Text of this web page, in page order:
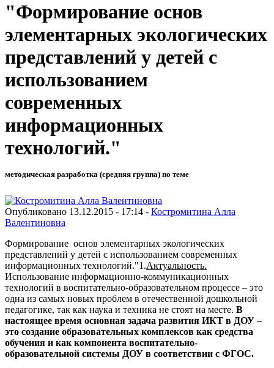
"Формирование основ
элементарных экологических
представлений у детей с
использованием
современных
информационных
технологий."
методическая разработка (средняя группа) по теме
Опубликовано 13.12.2015 - 17:14 - Костромитина Алла
Валентиновна
Формирование основ элементарных экологических
представлений у детей с использованием современных
информационных технологий."1.Актуальность.
Использование информационно-коммуникационных
технологий в воспитательно-образовательном процессе – это
одна из самых новых проблем в отечественной дошкольной
педагогике, так как наука и техника не стоят на месте. В
настоящее время основная задача развития ИКТ в ДОУ –
это создание образовательных комплексов как средства
обучения и как компонента воспитательно-
образовательной системы ДОУ в соответствии с ФГОС.